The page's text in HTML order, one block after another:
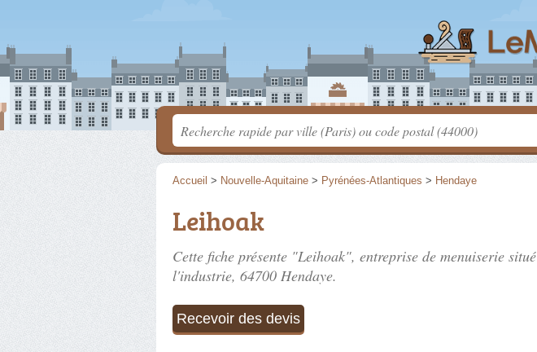
Accueil > Nouvelle-Aquitaine > Pyrénées-Atlantiques > Hendaye
Leihoak
Cette fiche présente "Leihoak", entreprise de menuiserie situé
l'industrie, 64700 Hendaye.
Recevoir des devis